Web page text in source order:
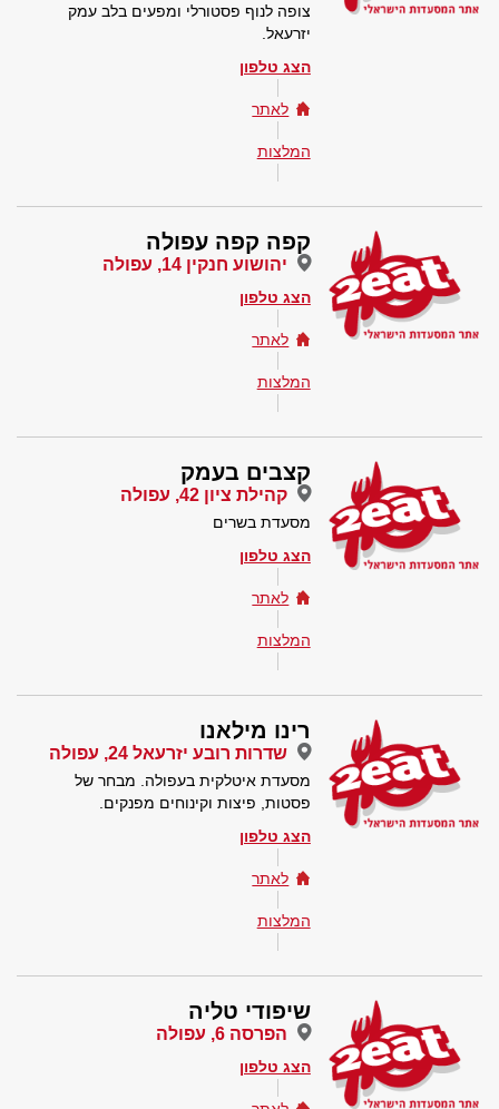
צופה לנוף פסטורלי ומפעים בלב עמק
יזרעאל.
הצג טלפון
לאתר
המלצות
קפה קפה עפולה
יהושוע חנקין 14, עפולה
הצג טלפון
לאתר
המלצות
קצבים בעמק
קהילת ציון 42, עפולה
מסעדת בשרים
הצג טלפון
לאתר
המלצות
רינו מילאנו
שדרות רובע יזרעאל 24, עפולה
מסעדת איטלקית בעפולה. מבחר של
פסטות, פיצות וקינוחים מפנקים.
הצג טלפון
לאתר
המלצות
שיפודי טליה
הפרסה 6, עפולה
הצג טלפון